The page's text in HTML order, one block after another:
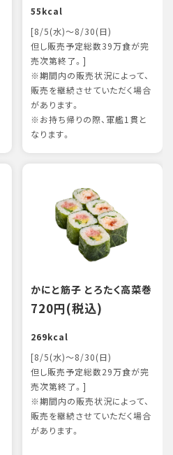
55kcal
[8/5(水)～8/30(日)
但し販売予定総数39万食が完
売次第終了。]
※期間内の販売状況によって、
販売を継続させていただく場合
があります。
※お持ち帰りの際、軍艦1貫と
なります。
かにと筋子 とろたく高菜巻
720円(税込)
269kcal
[8/5(水)～8/30(日)
但し販売予定総数29万食が完
売次第終了。]
※期間内の販売状況によって、
販売を継続させていただく場合
があります。